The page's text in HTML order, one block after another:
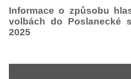
Informace o způsobu
volbách do Poslanecké
2025